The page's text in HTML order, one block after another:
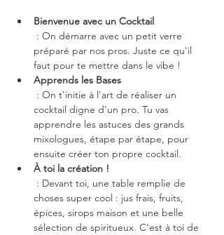
Bienvenue avec un Cocktail
préparé par nos pros. Juste ce qu'il
faut pour te mettre dans le vibe !
Apprends les Bases
cocktail digne d'un pro. Tu vas
apprendre les astuces des grands
mixologues, étape par étape, pour
ensuite créer ton propre cocktail.
À toi la création !
choses super cool : jus frais, fruits,
épices, sirops maison et une belle
sélection de spiritueux. C'est à toi de